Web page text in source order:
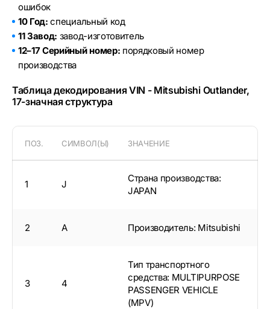
ошибок
10 Год: специальный код
11 Завод: завод-изготовитель
12–17 Серийный номер: порядковый номер
производства
Таблица декодирования VIN - Mitsubishi Outlander,
17-значная структура
ПОЗ. СИМВОЛ(Ы) ЗНАЧЕНИЕ
1 J
Страна производства:
JAPAN
2 A Производитель: Mitsubishi
3 4
Тип транспортного
средства: MULTIPURPOSE
PASSENGER VEHICLE
(MPV)